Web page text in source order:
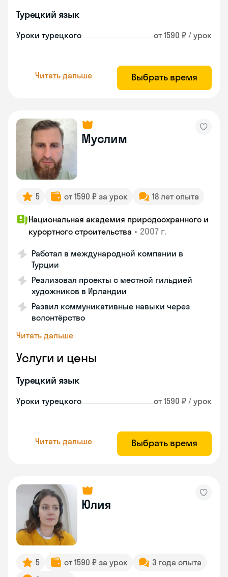
Турецкий язык
Уроки турецкого от 1590 ₽ / урок
Читать дальше Выбрать время
Муслим
5 от 1590 ₽ за урок 18 лет опыта
Национальная академия природоохранного и
курортного строительства • 2007 г.
Работал в международной компании в
Турции
Реализовал проекты с местной гильдией
художников в Ирландии
Развил коммуникативные навыки через
волонтёрство
Читать дальше
Услуги и цены
Турецкий язык
Уроки турецкого от 1590 ₽ / урок
Читать дальше Выбрать время
Юлия
5 от 1590 ₽ за урок
3 года опыта